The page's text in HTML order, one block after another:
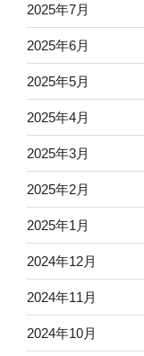
2025年7月
2025年6月
2025年5月
2025年4月
2025年3月
2025年2月
2025年1月
2024年12月
2024年11月
2024年10月